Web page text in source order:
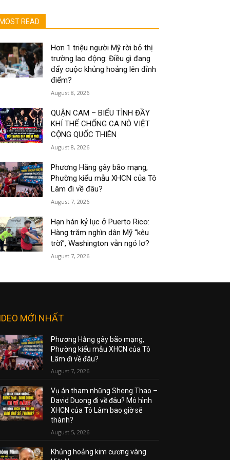
MOST READ
Hơn 1 triệu người Mỹ rời bỏ thị
trường lao động: Điều gì đang
đẩy cuộc khủng hoảng lên đỉnh
điểm?
August 8, 2026
QUẬN CAM – BIỂU TÌNH ĐẦY
KHÍ THẾ CHỐNG CA NÔ VIỆT
CỘNG QUỐC THIÊN
August 8, 2026
Phương Hằng gây bão mạng,
Phường kiểu mẫu XHCN của Tô
Lâm đi về đâu?
August 7, 2026
Hạn hán kỷ lục ở Puerto Rico:
Hàng trăm nghìn dân Mỹ “kêu
trời”, Washington vẫn ngó lơ?
August 7, 2026
MỚI NHẤT
Phương Hằng gây bão mạng,
Phường kiểu mẫu XHCN của Tô
Lâm đi về đâu?
August 7, 2026
Vụ án tham nhũng Sheng Thao –
David Duong đi về đâu? Mô hình
XHCN của Tô Lâm bao giờ sẽ
thành?
August 5, 2026
Khủng hoảng kim cương vàng